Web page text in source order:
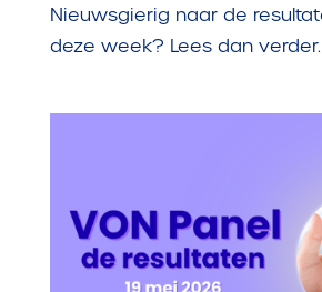
Nieuwsgierig naar de
deze week? Lees dan verder.